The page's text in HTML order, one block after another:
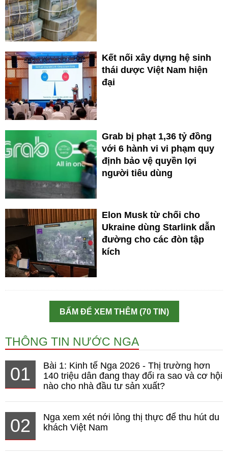
Kết nối xây dựng hệ sinh
thái dược Việt Nam hiện
đại
Grab bị phạt 1,36 tỷ đồng
với 6 hành vi vi phạm quy
định bảo vệ quyền lợi
người tiêu dùng
Elon Musk từ chối cho
Ukraine dùng Starlink dẫn
đường cho các đòn tập
kích
BẤM ĐỂ XEM THÊM (70 TIN)
THÔNG TIN NƯỚC NGA
01
Bài 1: Kinh tế Nga 2026 - Thị trường hơn
140 triệu dân đang thay đổi ra sao và cơ hội
nào cho nhà đầu tư sản xuất?
02
Nga xem xét nới lỏng thị thực để thu hút du
khách Việt Nam